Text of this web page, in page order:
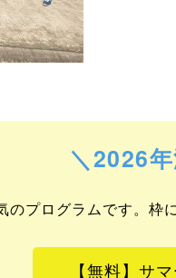
＼2026
のプログラムです。枠
【無料】サ